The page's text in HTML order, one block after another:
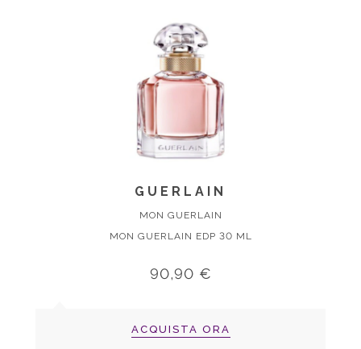
GUERLAIN
MON GUERLAIN
MON GUERLAIN EDP 30 ML
90,90 €
ACQUISTA ORA